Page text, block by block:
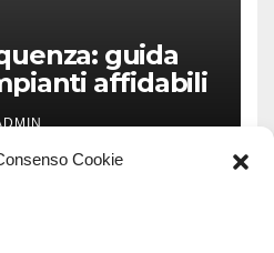
Cookie
guida
affidabili